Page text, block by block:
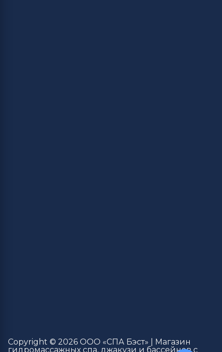
Copyright © 2026 ООО «СПА Бэст» | Магазин
гидромассажных спа, джакузи и бассейнов с